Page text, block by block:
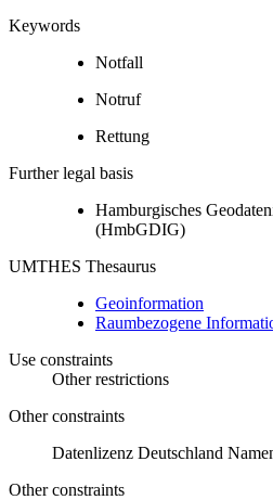
Keywords
Notfall
Notruf
Rettung
Further legal basis
Hamburgisches
(HmbGDIG)
UMTHES Thesaurus
Geoinformation
Raumbezogene
Use constraints
Other restrictions
Other constraints
Datenlizenz Deutschland
Other constraints